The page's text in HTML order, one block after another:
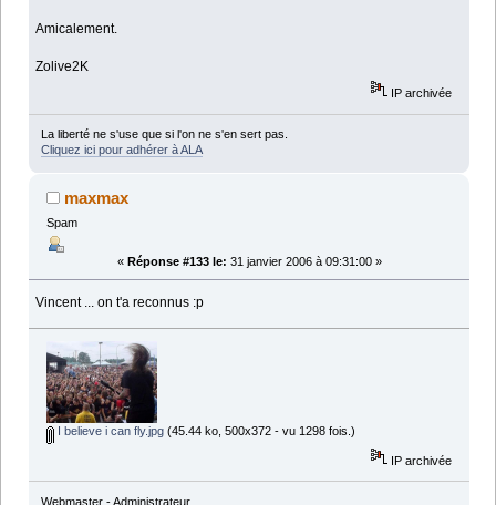
Amicalement.
Zolive2K
IP archivée
La liberté ne s'use que si l'on ne s'en sert pas.
Cliquez ici pour adhérer à ALA
maxmax
Spam
« Réponse #133 le: 31 janvier 2006 à 09:31:00 »
Vincent ... on t'a reconnus :p
I believe i can fly.jpg(45.44 ko, 500x372 - vu 1298 fois.)
IP archivée
Webmaster - Administrateur